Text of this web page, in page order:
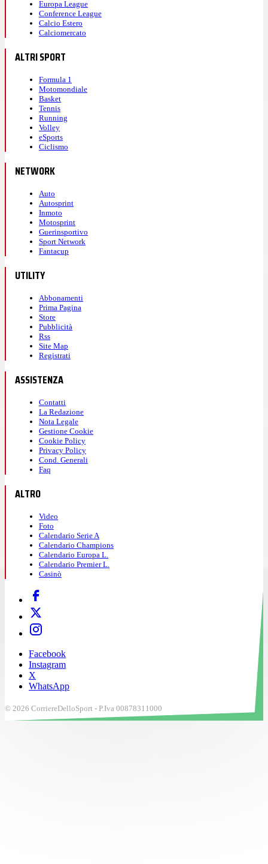
Europa League
Conference League
Calcio Estero
Calciomercato
ALTRI SPORT
Formula 1
Motomondiale
Basket
Tennis
Running
Volley
eSports
Ciclismo
NETWORK
Auto
Autosprint
Inmoto
Motosprint
Guerinsportivo
Sport Network
Fantacup
UTILITY
Abbonamenti
Prima Pagina
Store
Pubblicità
Rss
Site Map
Registrati
ASSISTENZA
Contatti
La Redazione
Nota Legale
Gestione Cookie
Cookie Policy
Privacy Policy
Cond. Generali
Faq
ALTRO
Video
Foto
Calendario Serie A
Calendario Champions
Calendario Europa L.
Calendario Premier L.
Casinò
Facebook
Instagram
X
WhatsApp
© 2026 CorriereDelloSport - P.Iva 00878311000